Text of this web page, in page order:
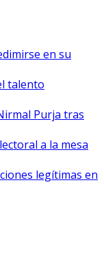
en su
talento
Purja tras
a la mesa
legítimas en